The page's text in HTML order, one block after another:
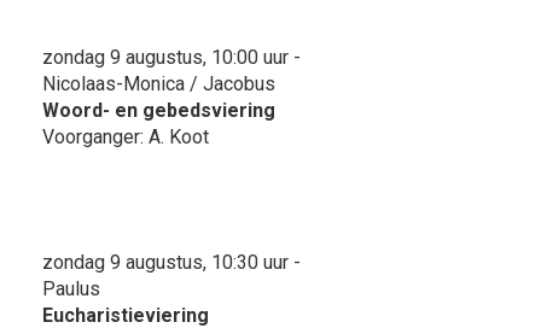
zondag 9 augustus, 10:00 uur -
Nicolaas-Monica / Jacobus
Woord- en gebedsviering
Voorganger: A. Koot
zondag 9 augustus, 10:30 uur -
Paulus
Eucharistieviering